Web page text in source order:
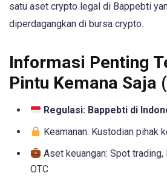
satu aset crypto legal di Bappebti
diperdagangkan di bursa crypto.
Informasi Penting
Pintu Kemana Saja
Regulasi: Bappebti di
Keamanan: Kustodian pihak
Aset keuangan: Spot trading,
OTC